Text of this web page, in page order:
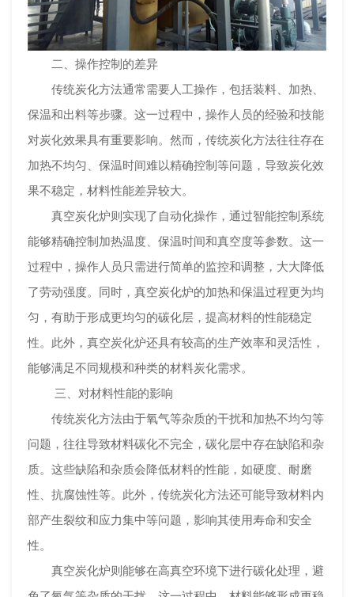
二、操作控制的差异
传统炭化方法通常需要人工操作，包括装料、加热、
保温和出料等步骤。这一过程中，操作人员的经验和技能
对炭化效果具有重要影响。然而，传统炭化方法往往存在
加热不均匀、保温时间难以精确控制等问题，导致炭化效
果不稳定，材料性能差异较大。
真空炭化炉则实现了自动化操作，通过智能控制系统
能够精确控制加热温度、保温时间和真空度等参数。这一
过程中，操作人员只需进行简单的监控和调整，大大降低
了劳动强度。同时，真空炭化炉的加热和保温过程更为均
匀，有助于形成更均匀的碳化层，提高材料的性能稳定
性。此外，真空炭化炉还具有较高的生产效率和灵活性，
能够满足不同规模和种类的材料炭化需求。
三、对材料性能的影响
传统炭化方法由于氧气等杂质的干扰和加热不均匀等
问题，往往导致材料碳化不完全，碳化层中存在缺陷和杂
质。这些缺陷和杂质会降低材料的性能，如硬度、耐磨
性、抗腐蚀性等。此外，传统炭化方法还可能导致材料内
部产生裂纹和应力集中等问题，影响其使用寿命和安全
性。
真空炭化炉则能够在高真空环境下进行碳化处理，避